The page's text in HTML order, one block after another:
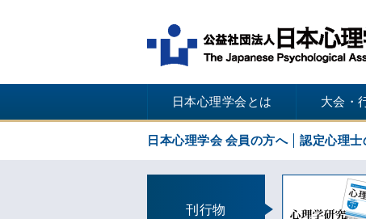
日本心理学会とは 大会・
日本心理学会 会員の方へ 認定心理士
刊行物